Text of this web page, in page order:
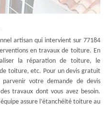
artisan qui intervient sur 77184
en travaux de toiture. En
la réparation de toiture, le
toiture, etc. Pour un devis gratuit
votre demande de devis
travaux dont vous avez besoin.
assure l’étanchéité toiture au